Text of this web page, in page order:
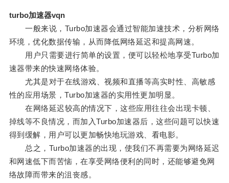
turbo加速器vqn
一般来说，Turbo加速器会通过智能加速技术，分析网络
环境，优化数据传输，从而降低网络延迟和提高网速。
用户只需要进行简单的设置，便可以轻松地享受Turbo加
速器带来的快速网络体验。
尤其是对于在线游戏、视频和直播等高实时性、高敏感
性的应用场景，Turbo加速器的实用性更加明显。
在网络延迟较高的情况下，这些应用往往会出现卡顿、
掉线等不良情况，而加入Turbo加速器后，这些问题可以快速
得到缓解，用户可以更加畅快地玩游戏、看电影。
总之，Turbo加速器的出现，使我们不再需要为网络延迟
和网速低下而苦恼，在享受网络便利的同时，还能够避免网
络故障而带来的沮丧感。